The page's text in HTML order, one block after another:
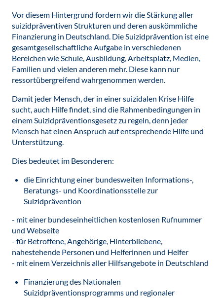
Vor diesem Hintergrund fordern wir die Stärkung aller
suizidpräventiven Strukturen und deren auskömmliche
Finanzierung in Deutschland. Die Suizidprävention ist eine
gesamtgesellschaftliche Aufgabe in verschiedenen
Bereichen wie Schule, Ausbildung, Arbeitsplatz, Medien,
Familien und vielen anderen mehr. Diese kann nur
ressortübergreifend wahrgenommen werden.
Damit jeder Mensch, der in einer suizidalen Krise Hilfe
sucht, auch Hilfe findet, sind die Rahmenbedingungen in
einem Suizidpräventionsgesetz zu regeln, denn jeder
Mensch hat einen Anspruch auf entsprechende Hilfe und
Unterstützung.
Dies bedeutet im Besonderen:
die Einrichtung einer bundesweiten Informations-,
Beratungs- und Koordinationsstelle zur
Suizidprävention
- mit einer bundeseinheitlichen kostenlosen Rufnummer
und Webseite
- für Betroffene, Angehörige, Hinterbliebene,
nahestehende Personen und Helferinnen und Helfer
- mit einem Verzeichnis aller Hilfsangebote in Deutschland
Finanzierung des Nationalen
Suizidpräventionsprogramms und regionaler